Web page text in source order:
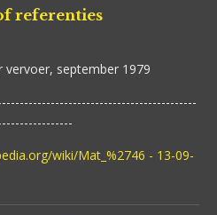
referenties
vervoer, september 1979
wiki/Mat_%2746 - 13-09-